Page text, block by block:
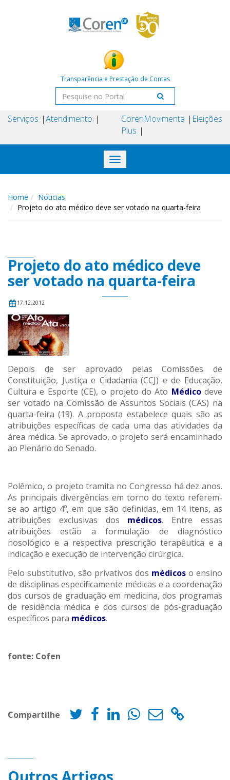
Transparência e Prestação de Contas
Serviços Atendimento
Coren
Plus
Movimenta Eleições
Toggle
navigation
Home
Noticias
Projeto do ato médico deve ser votado na quarta-feira
Projeto do ato médico deve
ser votado na quarta-feira
17.12.2012
Depois de ser aprovado pelas Comissões de
Constituição, Justiça e Cidadania (CCJ) e de Educação,
Cultura e Esporte (CE), o projeto do Ato Médicodeve
ser votado na Comissão de Assuntos Sociais (CAS) na
quarta-feira (19). A proposta estabelece quais são as
atribuições específicas de cada uma das atividades da
área médica. Se aprovado, o projeto será encaminhado
ao Plenário do Senado.
Polêmico, o projeto tramita no Congresso há dez anos.
As principais divergências em torno do texto referem-
se ao artigo 4º, em que são definidas, em 14 itens, as
atribuições exclusivas dos médicos. Entre essas
atribuições estão a formulação de diagnóstico
nosológico e a respectiva prescrição terapêutica e a
indicação e execução de intervenção cirúrgica.
Pelo substitutivo, são privativos dos médicos o ensino
de disciplinas especificamente médicas e a coordenação
dos cursos de graduação em medicina, dos programas
de residência médica e dos cursos de pós-graduação
específicos para médicos.
fonte: Cofen
Compartilhe